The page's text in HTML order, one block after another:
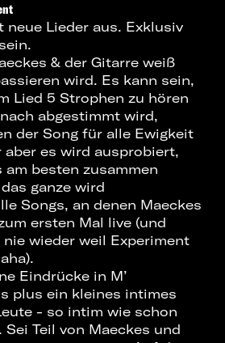
neue Lieder aus. Exklusiv
& der Gitarre weiß
wird. Es kann sein,
Lied 5 Strophen zu hören
abgestimmt wird,
der Song für alle Ewigkeit
aber es wird ausprobiert,
am besten zusammen
ganze wird
Songs, an denen Maeckes
ersten Mal live (und
wieder weil Experiment
Eindrücke in M’
plus ein kleines intimes
- so intim wie schon
Teil von Maeckes und